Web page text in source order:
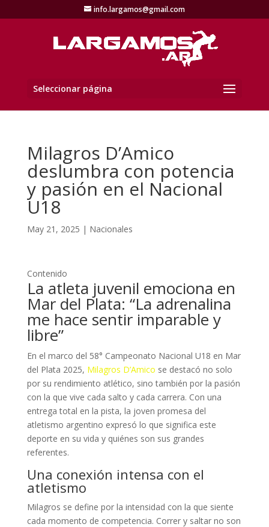
info.largamos@gmail.com
Seleccionar página
Milagros D’Amico
deslumbra con potencia
y pasión en el Nacional
U18
May 21, 2025 | Nacionales
Contenido
La atleta juvenil emociona en
Mar del Plata: “La adrenalina
me hace sentir imparable y
libre”
En el marco del 58° Campeonato Nacional U18 en Mar
del Plata 2025, Milagros D’Amico se destacó no solo
por su rendimiento atlético, sino también por la pasión
con la que vive cada salto y cada carrera. Con una
entrega total en la pista, la joven promesa del
atletismo argentino expresó lo que significa este
deporte en su vida y quiénes son sus grandes
referentes.
Una conexión intensa con el
atletismo
Milagros se define por la intensidad con la que siente
cada momento de competencia. Correr y saltar no son